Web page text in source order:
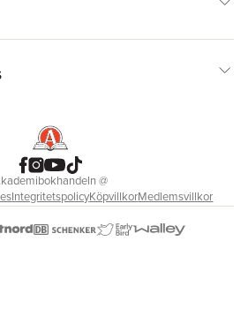
@
IntegritetspolicyKöpvillkorMedlemsvillkor